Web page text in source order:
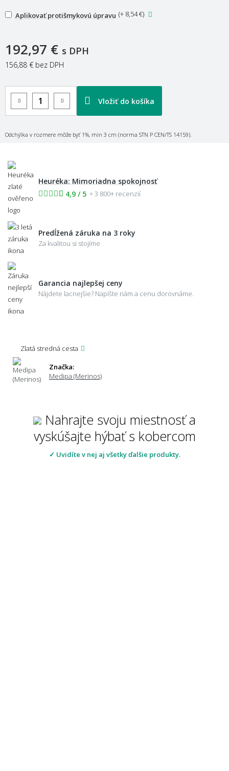
Aplikovať protišmykovú úpravu (+ 8,54 €)
192,97 € s DPH
156,88 € bez DPH
Vložiť do košíka
Odchýlka v rozmere môže byť 1%, min 3 cm (norma STN P CEN/TS 14159).
Heuréka: Mimoriadna spokojnosť
4,9 / 5
3 800+ recenzií
Predĺžená záruka na 3 roky
Za kvalitou si stojíme
Garancia najlepšej ceny
Nájdete lacnejšie? Napíšte nám a cenu dorovnáme.
Zlatá stredná cesta
Značka:
Medipa (Merinos)
Nahrajte svoju miestnosť a
vyskúšajte hýbať s kobercom
✓ Uvidíte v nej aj všetky ďalšie produkty.